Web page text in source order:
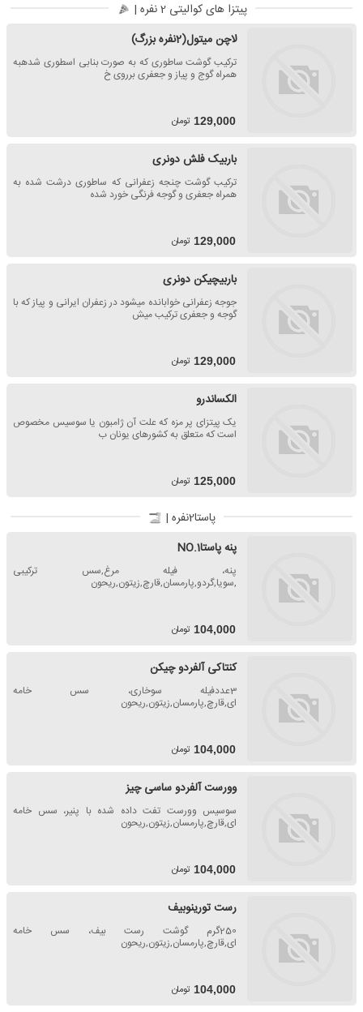
پیتزا های کوالیتی 2 نفره |
لاچن میتول(2نفره بزرگ)
ترکیب گوشت ساطوری که به صورت بنابی اسطوری شدهبه
همراه گوج و پیاز و جعفری برروی خ
129,000 تومان
باربیک فلش دونری
ترکیب گوشت چنجه زعفرانی که ساطوری درشت شده به
همراه جعفری و گوجه فرنگی خورد شده
129,000 تومان
باربیچیکن دونری
جوجه زعفرانی خوابانده میشود در زعفران ایرانی و پیاز که با
گوجه و جعفری ترکیب میش
129,000 تومان
الکساندرو
یک پیتزای پر مزه که علت آن ژامبون یا سوسیس مخصوص
است که متعلق به کشورهای یونان ب
125,000 تومان
پاستا2نفره |
پنه پاستاNO.1
پنه، فیله مرغ,سس ترکیبی
,سویا,گردو,پارمسان,قارچ,زیتون,ریحون
104,000 تومان
کنتاکی آلفردو چیکن
3عددفیله سوخاری، سس خامه
ای,قارچ,پارمسان,زیتون,ریحون
104,000 تومان
وورست آلفردو ساسی چیز
سوسیس وورست تفت داده شده با پنیر، سس خامه
ای,قارچ,پارمسان,زیتون,ریحون
104,000 تومان
رست تورینوبیف
250گرم گوشت رست بیف، سس خامه
ای,قارچ,پارمسان,زیتون,ریحون
104,000 تومان